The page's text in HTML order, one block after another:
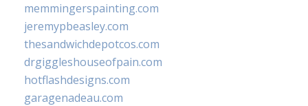
memmingerspainting.com
jeremypbeasley.com
thesandwichdepotcos.com
drgiggleshouseofpain.com
hotflashdesigns.com
garagenadeau.com